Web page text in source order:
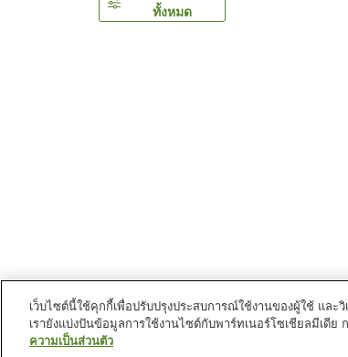
ทั้งหมด
หน้าแรก
เว็บไซต์นี้ใช้คุกกี้เพื่อปรับปรุงประสบการณ์ใช้งานของผู้ใช้ และ
เรายังแบ่งปันข้อมูลการใช้งานไซต์กับพาร์ทเนอร์โซเชียลมีเดีย
ความเป็นส่วนตัว